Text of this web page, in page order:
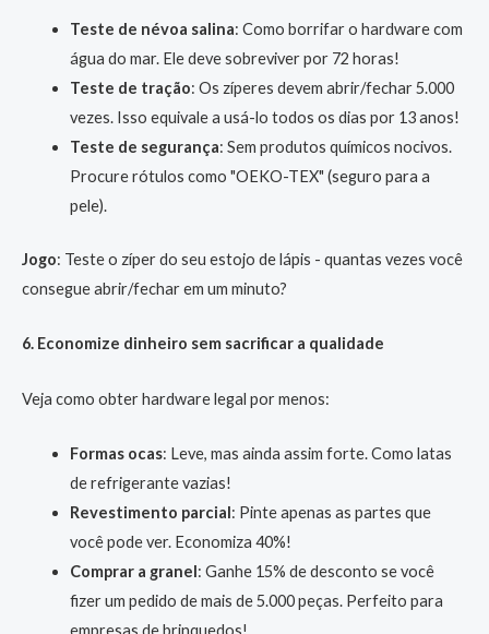
Teste de névoa salina: Como borrifar o hardware com
água do mar. Ele deve sobreviver por 72 horas!
Teste de tração: Os zíperes devem abrir/fechar 5.000
vezes. Isso equivale a usá-lo todos os dias por 13 anos!
Teste de segurança: Sem produtos químicos nocivos.
Procure rótulos como "OEKO-TEX" (seguro para a
pele).
Jogo: Teste o zíper do seu estojo de lápis - quantas vezes você
consegue abrir/fechar em um minuto?
6. Economize dinheiro sem sacrificar a qualidade
Veja como obter hardware legal por menos:
Formas ocas: Leve, mas ainda assim forte. Como latas
de refrigerante vazias!
Revestimento parcial: Pinte apenas as partes que
você pode ver. Economiza 40%!
Comprar a granel: Ganhe 15% de desconto se você
fizer um pedido de mais de 5.000 peças. Perfeito para
empresas de brinquedos!